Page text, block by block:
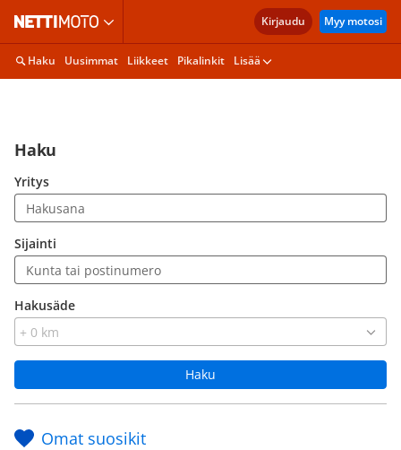
Kirjaudu Myy motosi
Haku Uusimmat Liikkeet Pikalinkit Lisää
Haku
Yritys
Sijainti
Hakusäde
Haku
Omat suosikit